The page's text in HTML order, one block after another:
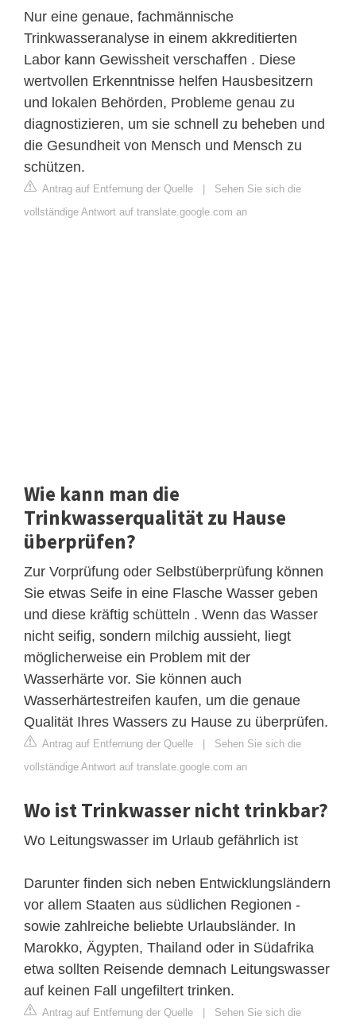
Nur eine genaue, fachmännische
Trinkwasseranalyse in einem akkreditierten
Labor kann Gewissheit verschaffen . Diese
wertvollen Erkenntnisse helfen Hausbesitzern
und lokalen Behörden, Probleme genau zu
diagnostizieren, um sie schnell zu beheben und
die Gesundheit von Mensch und Mensch zu
schützen.
Antrag auf Entfernung der Quelle | Sehen Sie sich die
vollständige Antwort auf translate.google.com an
Wie kann man die
Trinkwasserqualität zu Hause
überprüfen?
Zur Vorprüfung oder Selbstüberprüfung können
Sie etwas Seife in eine Flasche Wasser geben
und diese kräftig schütteln . Wenn das Wasser
nicht seifig, sondern milchig aussieht, liegt
möglicherweise ein Problem mit der
Wasserhärte vor. Sie können auch
Wasserhärtestreifen kaufen, um die genaue
Qualität Ihres Wassers zu Hause zu überprüfen.
Antrag auf Entfernung der Quelle | Sehen Sie sich die
vollständige Antwort auf translate.google.com an
Wo ist Trinkwasser nicht trinkbar?
Wo Leitungswasser im Urlaub gefährlich ist
Darunter finden sich neben Entwicklungsländern
vor allem Staaten aus südlichen Regionen -
sowie zahlreiche beliebte Urlaubsländer. In
Marokko, Ägypten, Thailand oder in Südafrika
etwa sollten Reisende demnach Leitungswasser
auf keinen Fall ungefiltert trinken.
Antrag auf Entfernung der Quelle | Sehen Sie sich die